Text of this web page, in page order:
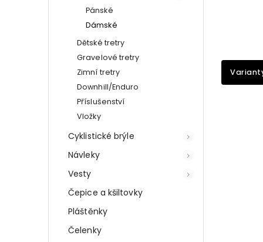
Pánské
Dámské
Dětské tretry
Gravelové tretry
Zimní tretry
Downhill/Enduro
Příslušenství
Vložky
Cyklistické brýle
Návleky
Vesty
Čepice a kšiltovky
Pláštěnky
Čelenky